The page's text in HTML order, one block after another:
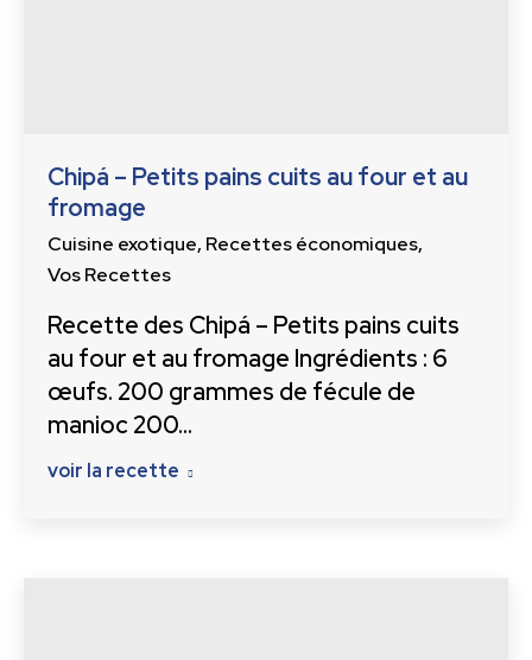
Chipá – Petits pains cuits au four et au
fromage
Cuisine exotique, Recettes économiques,
Vos Recettes
Recette des Chipá – Petits pains cuits
au four et au fromage Ingrédients : 6
œufs. 200 grammes de fécule de
manioc 200…
voir la recette